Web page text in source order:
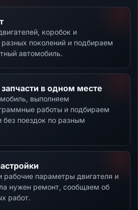
коробок и
поколений и подбираем
автомобиль.
в одном месте
выполняем
работы и подбираем
поездок по разным
параметры двигателя и
нужен ремонт, сообщаем об
работ.